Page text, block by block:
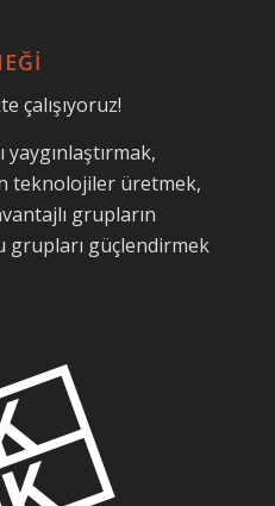
çalışıyoruz!
teknolojiler üretmek,
grupların
grupları güçlendirmek